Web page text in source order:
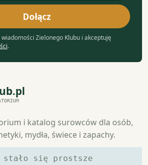
Dołącz
Zielonego Klubu i akceptuję
.
i katalog surowców dla osób,
mydła, świece i zapachy.
stało się prostsze